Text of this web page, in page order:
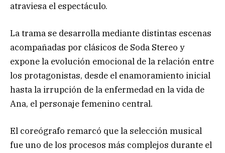
atraviesa el espectáculo.
La trama se desarrolla mediante distintas escenas
acompañadas por clásicos de Soda Stereo y
expone la evolución emocional de la relación entre
los protagonistas, desde el enamoramiento inicial
hasta la irrupción de la enfermedad en la vida de
Ana, el personaje femenino central.
El coreógrafo remarcó que la selección musical
fue uno de los procesos más complejos durante el